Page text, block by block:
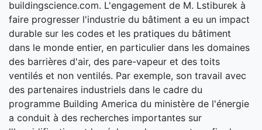
buildingscience.com. L'engagement de M. Lstiburek à
faire progresser l'industrie du bâtiment a eu un impact
durable sur les codes et les pratiques du bâtiment
dans le monde entier, en particulier dans les domaines
des barrières d'air, des pare-vapeur et des toits
ventilés et non ventilés. Par exemple, son travail avec
des partenaires industriels dans le cadre du
programme Building America du ministère de l'énergie
a conduit à des recherches importantes sur